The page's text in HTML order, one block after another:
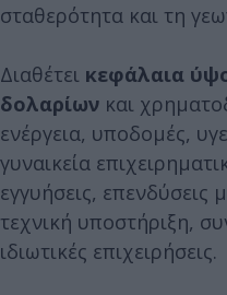
σταθερότητα και τη
Διαθέτει κεφάλαια
δολαρίων και
ενέργεια, υποδομές,
γυναικεία
εγγυήσεις, επενδύσεις
τεχνική υποστήριξη,
ιδιωτικές επιχειρήσεις.